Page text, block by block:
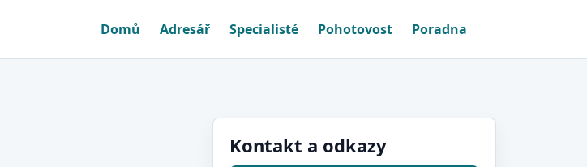
Domů Adresář Specialisté Pohotovost Poradna
Kontakt a odkazy